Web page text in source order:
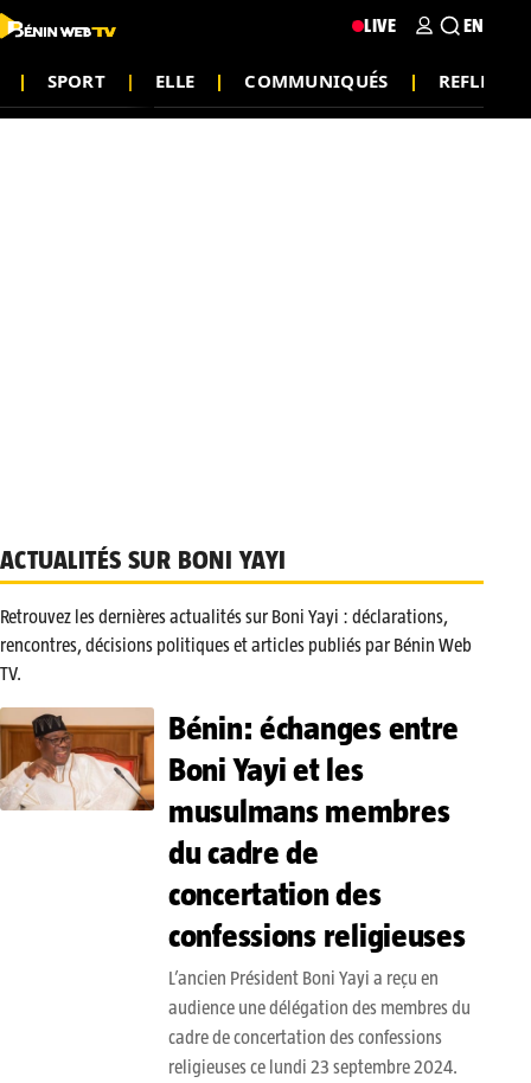
SPORT ELLE COMMUNIQUÉS
LIVE EN
ACTUALITÉS SUR BONI YAYI
Retrouvez les dernières actualités sur Boni Yayi : déclarations,
rencontres, décisions politiques et articles publiés par Bénin Web
TV.
Bénin: échanges entre
Boni Yayi et les
musulmans membres
du cadre de
concertation des
confessions religieuses
L’ancien Président Boni Yayi a reçu en
audience une délégation des membres du
cadre de concertation des confessions
religieuses ce lundi 23 septembre 2024.